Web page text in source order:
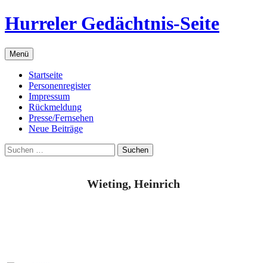
Zum
Inhalt
Hurreler Gedächtnis-Seite
Menü
Startseite
Personenregister
Impressum
Rückmeldung
Presse/Fernsehen
Neue Beiträge
Suchen
nach:
Wieting, Heinrich